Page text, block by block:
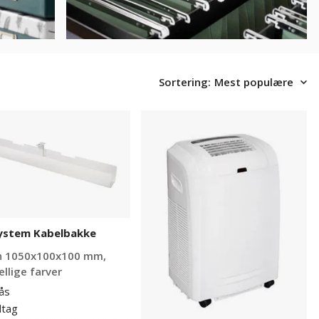
Sortering: Mest populære
Kabelbakke
1050x100x100 mm,
farver